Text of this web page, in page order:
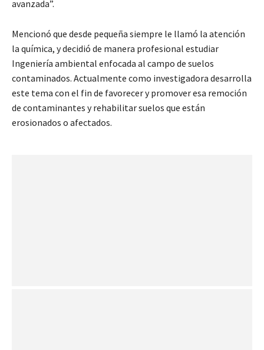
avanzada”.
Mencionó que desde pequeña siempre le llamó la atención
la química, y decidió de manera profesional estudiar
Ingeniería ambiental enfocada al campo de suelos
contaminados. Actualmente como investigadora desarrolla
este tema con el fin de favorecer y promover esa remoción
de contaminantes y rehabilitar suelos que están
erosionados o afectados.